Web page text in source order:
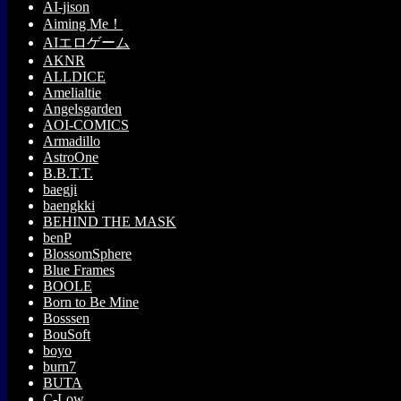
AI-jison
Aiming Me！
AIエロゲーム
AKNR
ALLDICE
Amelialtie
Angelsgarden
AOI-COMICS
Armadillo
AstroOne
B.B.T.T.
baegji
baengkki
BEHIND THE MASK
benP
BlossomSphere
Blue Frames
BOOLE
Born to Be Mine
Bosssen
BouSoft
boyo
burn7
BUTA